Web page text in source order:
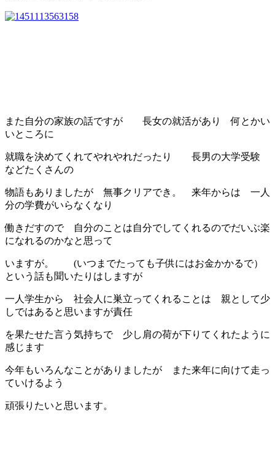
また自分の家族の話ですが 長女の就活があり 何とかい
いところに
就職を決めてくれてやれやれだったり 長男の大学受験
などたくさんの
物語もありましたが 無事クリアでき。 来年からは 一人
分の学費がいらなくなり
働きだすので 自分のことは自分でしてくれるのでだいぶ楽
になれるのかなと思って
いますが。 (いつまでたっても子供にはお金かかるで）
という話も聞いたりはしますが
一人学生から 社会人に巣立ってくれることは 親として少
しではあると思いますが責任
を果たせた言う気持ちで 少し肩の荷が下りてくれたように
感じます
今年もいろんなことがありましたが また来年に向けて走っ
ていけるよう
頑張りたいと思います。